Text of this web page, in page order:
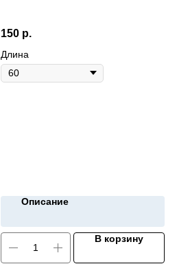
150 р.
Длина
Описание
В корзину